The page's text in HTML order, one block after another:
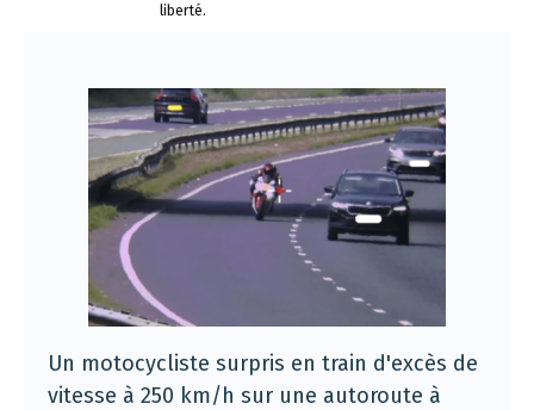
liberté.
Un motocycliste surpris en train d'excès de
vitesse à 250 km/h sur une autoroute à